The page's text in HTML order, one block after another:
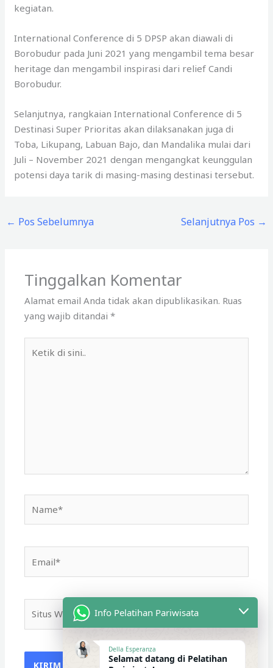
kegiatan.
International Conference di 5 DPSP akan diawali di
Borobudur pada Juni 2021 yang mengambil tema besar
heritage dan mengambil inspirasi dari relief Candi
Borobudur.
Selanjutnya, rangkaian International Conference di 5
Destinasi Super Prioritas akan dilaksanakan juga di
Toba, Likupang, Labuan Bajo, dan Mandalika mulai dari
Juli – November 2021 dengan mengangkat keunggulan
potensi daya tarik di masing-masing destinasi tersebut.
← Pos Sebelumnya Selanjutnya Pos →
Tinggalkan Komentar
Alamat email Anda tidak akan dipublikasikan. Ruas
yang wajib ditandai*
Web
Info Pelatihan Pariwisata
Della Esperanza
Selamat datang di Pelatihan